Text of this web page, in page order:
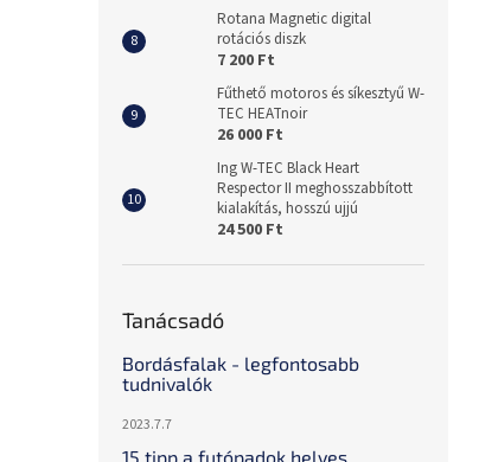
Rotana Magnetic digital
rotációs diszk
7 200 Ft
Fűthető motoros és síkesztyű W-
TEC HEATnoir
26 000 Ft
Ing W-TEC Black Heart
Respector II meghosszabbított
kialakítás, hosszú ujjú
24 500 Ft
Tanácsadó
Bordásfalak - legfontosabb
tudnivalók
2023.7.7
15 tipp a futópadok helyes